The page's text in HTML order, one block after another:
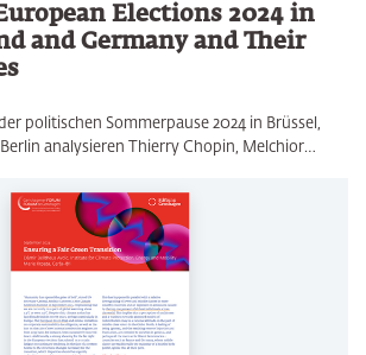
Elections 2024 in
and Germany and Their
politischen Sommerpause 2024 in Brüssel,
analysieren Thierry Chopin, Melchior…